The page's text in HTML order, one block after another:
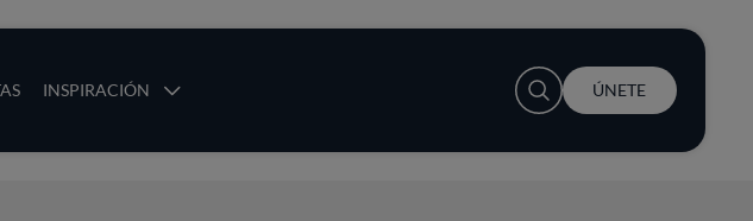
INSPIRACIÓN
User account menu
ÚNETE